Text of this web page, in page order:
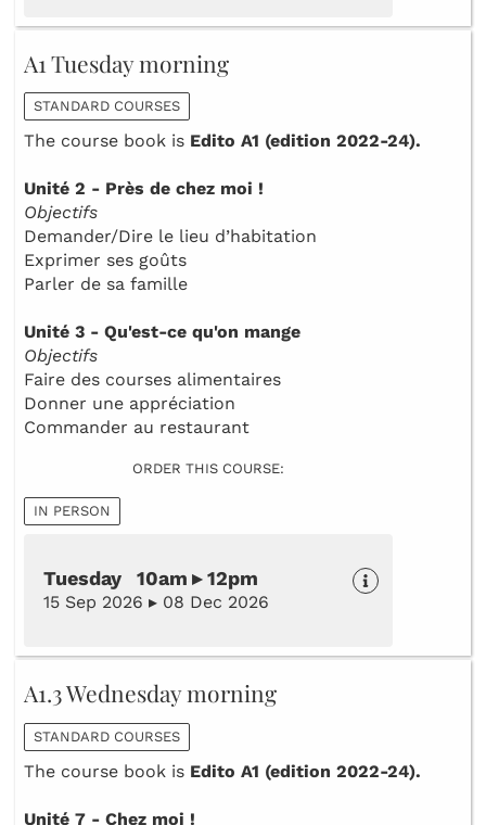
A1 Tuesday morning
STANDARD COURSES
The course book is Edito A1 (edition 2022-24).
Unité 2 - Près de chez moi !
Objectifs
Demander/Dire le lieu d’habitation
Exprimer ses goûts
Parler de sa famille
Unité 3 - Qu'est-ce qu'on mange
Objectifs
Faire des courses alimentaires
Donner une appréciation
Commander au restaurant
ORDER THIS COURSE:
IN PERSON
Tuesday 10am ▸ 12pm
15 Sep 2026 ▸ 08 Dec 2026
A1.3 Wednesday morning
STANDARD COURSES
The course book is Edito A1 (edition 2022-24).
Unité 7 - Chez moi !